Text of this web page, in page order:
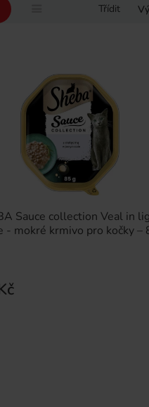
Třídit
Sauce collection Veal in
- mokré krmivo pro kočky –